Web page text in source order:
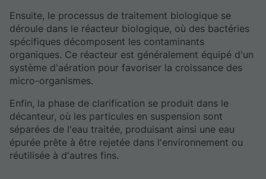
Ensuite, le processus de traitement biologique se
déroule dans le réacteur biologique, où des bactéries
spécifiques décomposent les contaminants
organiques. Ce réacteur est généralement équipé d'un
système d'aération pour favoriser la croissance des
micro-organismes.
Enfin, la phase de clarification se produit dans le
décanteur, où les particules en suspension sont
séparées de l'eau traitée, produisant ainsi une eau
épurée prête à être rejetée dans l'environnement ou
réutilisée à d'autres fins.